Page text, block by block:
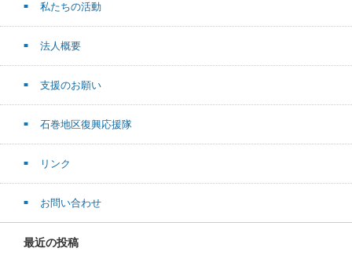
私たちの活動
法人概要
支援のお願い
石巻地区復興応援隊
リンク
お問い合わせ
最近の投稿